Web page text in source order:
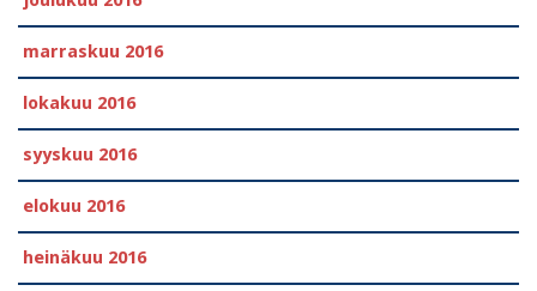
marraskuu 2016
lokakuu 2016
syyskuu 2016
elokuu 2016
heinäkuu 2016